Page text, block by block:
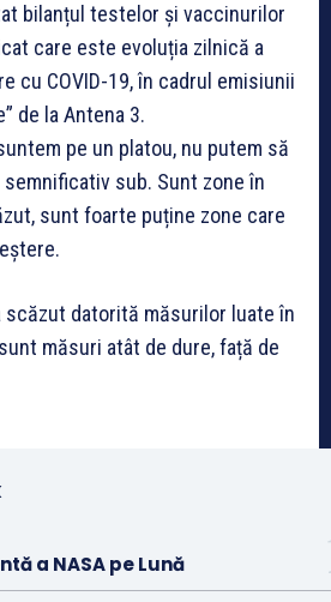
bilanțul testelor și vaccinurilor
care este evoluția zilnică a
cu COVID-19, în cadrul emisiunii
de la Antena 3.
pe un platou, nu putem să
sub. Sunt zone în
sunt foarte puține zone care
scăzut datorită măsurilor luate în
măsuri atât de dure, față de
a NASA pe Lună